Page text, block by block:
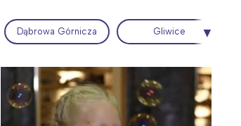
Wiewiórka na kwitnącym polu
Dąbrowa Górnicza Gliwice